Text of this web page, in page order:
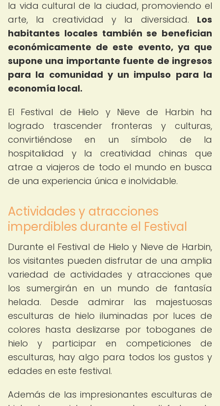
la vida cultural de la ciudad, promoviendo el
arte, la creatividad y la diversidad. Los
habitantes locales también se benefician
económicamente de este evento, ya que
supone una importante fuente de ingresos
para la comunidad y un impulso para la
economía local.
El Festival de Hielo y Nieve de Harbin ha
logrado trascender fronteras y culturas,
convirtiéndose en un símbolo de la
hospitalidad y la creatividad chinas que
atrae a viajeros de todo el mundo en busca
de una experiencia única e inolvidable.
Actividades y atracciones
imperdibles durante el Festival
Durante el Festival de Hielo y Nieve de Harbin,
los visitantes pueden disfrutar de una amplia
variedad de actividades y atracciones que
los sumergirán en un mundo de fantasía
helada. Desde admirar las majestuosas
esculturas de hielo iluminadas por luces de
colores hasta deslizarse por toboganes de
hielo y participar en competiciones de
esculturas, hay algo para todos los gustos y
edades en este festival.
Además de las impresionantes esculturas de